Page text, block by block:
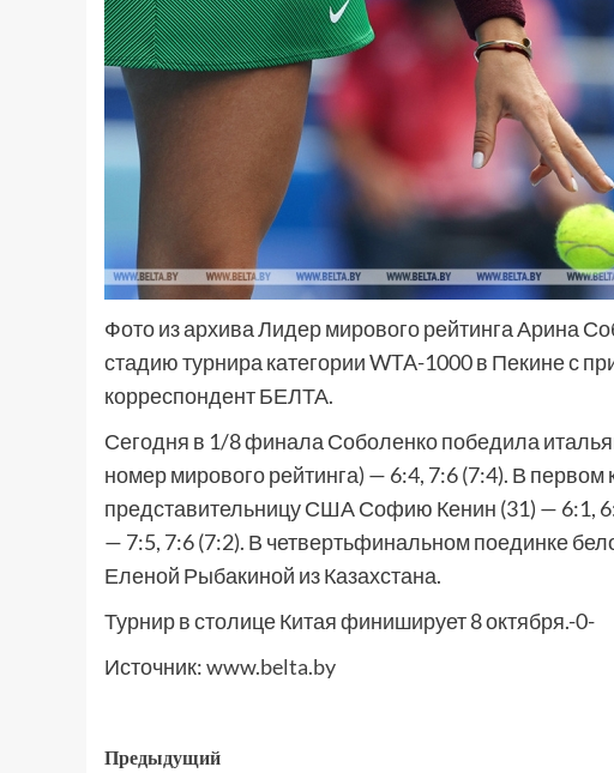
Фото из архива Лидер мирового рейтинга Арина
стадию турнира категории WTA-1000 в Пекине с
корреспондент БЕЛТА.
Сегодня в 1/8 финала Соболенко победила
номер мирового рейтинга) — 6:4, 7:6 (7:4). В
представительницу США Софию Кенин (31) — 6:1,
— 7:5, 7:6 (7:2). В четвертьфинальном поединке
Еленой Рыбакиной из Казахстана.
Турнир в столице Китая финиширует 8 октября.-0-
Источник:www.belta.by
Предыдущий